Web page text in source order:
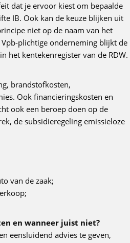
dat je ervoor kiest om bepaalde
IB. Ook kan de keuze blijken uit
niet op de naam van het
plichtige onderneming blijkt de
het kentekenregister van de RDW.
brandstofkosten,
Ook financieringskosten en
ook een beroep doen op de
de subsidieregeling emissieloze
van de zaak;
en wanneer juist niet?
eensluidend advies te geven,